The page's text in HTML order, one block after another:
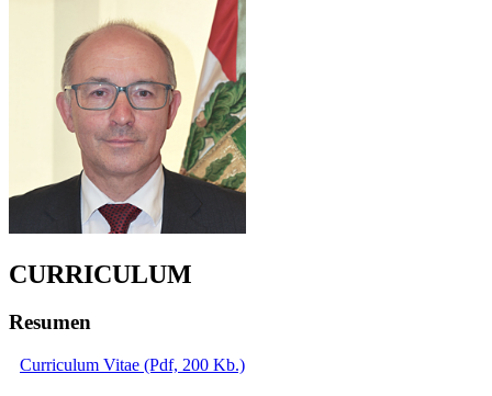
CURRICULUM
Resumen
Curriculum Vitae (Pdf, 200 Kb.)